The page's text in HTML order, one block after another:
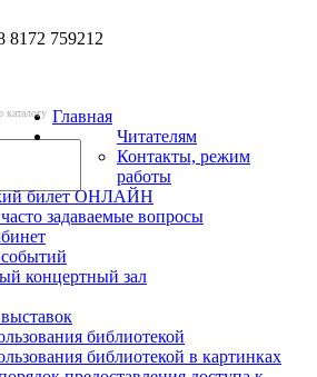
8172 759212
каталогу Главная
Читателям
Контакты, режим
работы
билет ОНЛАЙН
задаваемые вопросы
концертный зал
библиотекой
библиотекой в картинках